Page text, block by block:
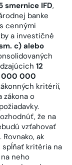
smernice IFD,
banke
cennými
a investičné
c) alebo
12
000 000
kritérií,
zákona o
že na
vzťahovať
ak
kritéria na
neho